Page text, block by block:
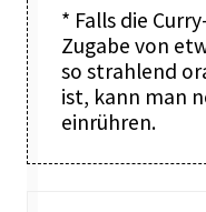
* Falls die
Zugabe von
so strahlend
ist, kann man
einrühren.